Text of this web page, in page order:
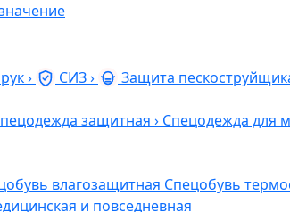
› СИЗ› Защита
защитная › Спецодежда для
влагозащитная Спецобувь
и повседневная